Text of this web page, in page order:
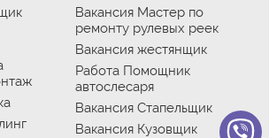
Вакансия Мастер по
ремонту рулевых реек
Вакансия жестянщик
Работа Помощник
автослесаря
Вакансия Стапельщик
Вакансия Кузовщик